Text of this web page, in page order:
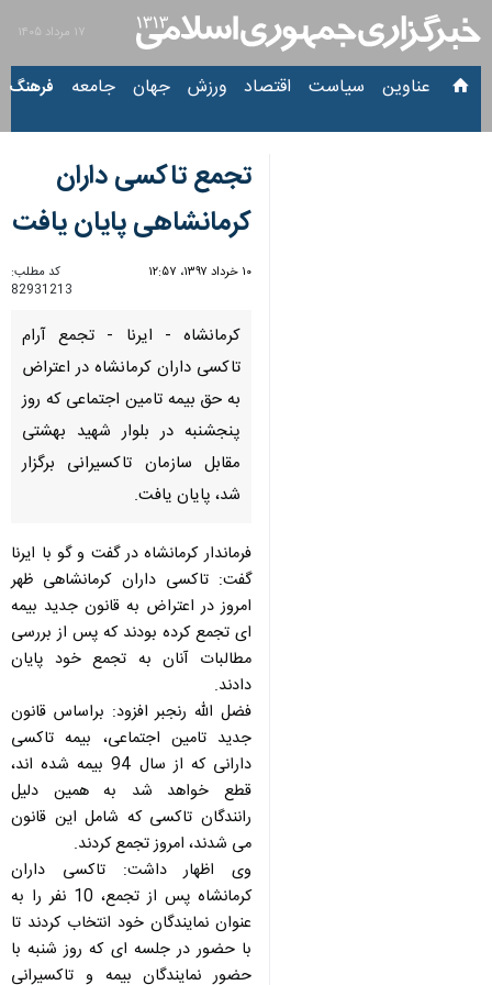
۱۷ مرداد ۱۴۰۵
عناوین‌ سیاست اقتصاد ورزش جهان جامعه فرهنگ
تجمع تاكسی داران
كرمانشاهی پایان یافت
۱۰ خرداد ۱۳۹۷، ۱۲:۵۷
کد مطلب:
82931213
كرمانشاه - ایرنا - تجمع آرام
تاكسی داران كرمانشاه در اعتراض
به حق بیمه تامین اجتماعی كه روز
پنجشنبه در بلوار شهید بهشتی
مقابل سازمان تاكسیرانی برگزار
شد، پایان یافت.
فرماندار كرمانشاه در گفت و گو با ایرنا
گفت: تاكسی داران كرمانشاهی ظهر
امروز در اعتراض به قانون جدید بیمه
ای تجمع كرده بودند كه پس از بررسی
مطالبات آنان به تجمع خود پایان
دادند.
فضل الله رنجبر افزود: براساس قانون
جدید تامین اجتماعی، بیمه تاكسی
دارانی كه از سال 94 بیمه شده اند،
قطع خواهد شد به همین دلیل
رانندگان تاكسی كه شامل این قانون
می شدند، امروز تجمع كردند.
وی اظهار داشت: تاكسی داران
كرمانشاه پس از تجمع، 10 نفر را به
عنوان نمایندگان خود انتخاب كردند تا
با حضور در جلسه ای كه روز شنبه با
حضور نمایندگان بیمه و تاكسیرانی